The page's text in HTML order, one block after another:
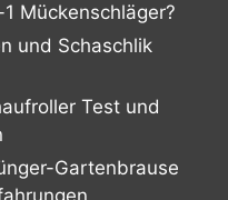
Mückenschläger?
und Schaschlik
Test und
Gartenbrause